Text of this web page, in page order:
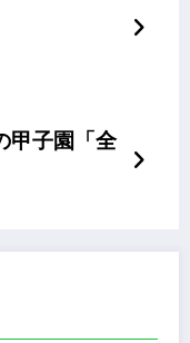
甲子園「全